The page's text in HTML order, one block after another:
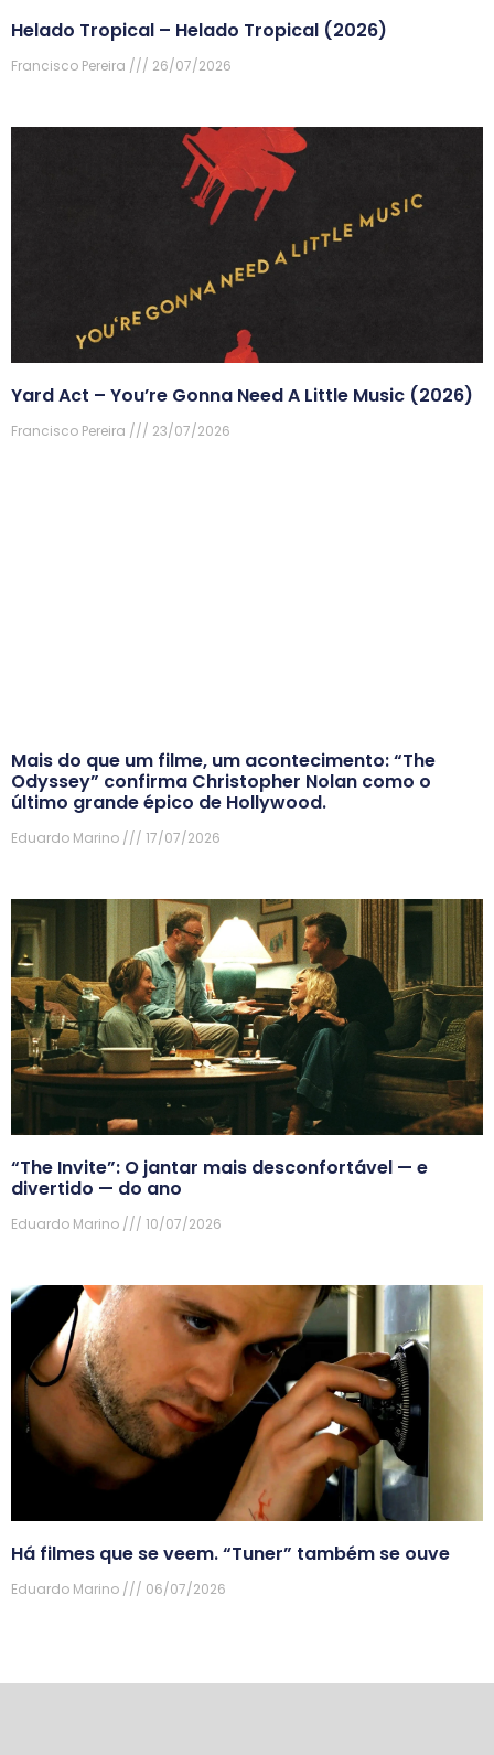
Helado Tropical – Helado Tropical (2026)
Francisco Pereira 26/07/2026
Yard Act – You’re Gonna Need A Little Music (2026)
Francisco Pereira 23/07/2026
Mais do que um filme, um acontecimento: “The
Odyssey” confirma Christopher Nolan como o
último grande épico de Hollywood.
Eduardo Marino 17/07/2026
“The Invite”: O jantar mais desconfortável — e
divertido — do ano
Eduardo Marino 10/07/2026
Há filmes que se veem. “Tuner” também se ouve
Eduardo Marino 06/07/2026